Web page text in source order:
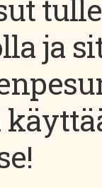
ja